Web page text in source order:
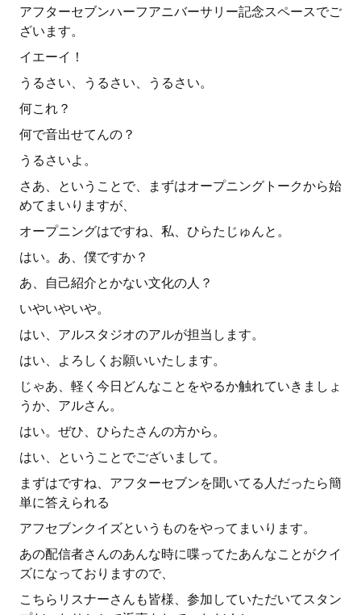
アフターセブンハーフアニバーサリー記念スペースでご
ざいます。
イエーイ！
うるさい、うるさい、うるさい。
何これ？
何で音出せてんの？
うるさいよ。
さあ、ということで、まずはオープニングトークから始
めてまいりますが、
オープニングはですね、私、ひらたじゅんと。
はい。あ、僕ですか？
あ、自己紹介とかない文化の人？
いやいやいや。
はい、アルスタジオのアルが担当します。
はい、よろしくお願いいたします。
じゃあ、軽く今日どんなことをやるか触れていきましょ
うか、アルさん。
はい。ぜひ、ひらたさんの方から。
はい、ということでございまして。
まずはですね、アフターセブンを聞いてる人だったら簡
単に答えられる
アフセブンクイズというものをやってまいります。
あの配信者さんのあんな時に喋ってたあんなことがクイ
ズになっておりますので、
こちらリスナーさんも皆様、参加していただいてスタン